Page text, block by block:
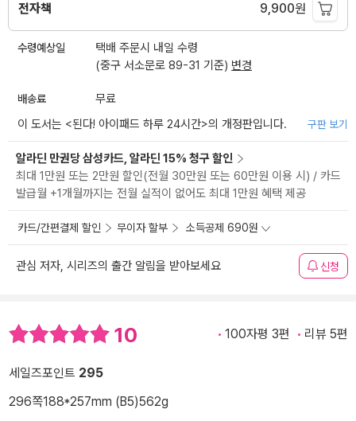
전자책 9,900원
수령예상일
택배 주문시 내일 수령
(중구 서소문로 89-31 기준) 변경
배송료
무료
이 도서는 <된다! 아이패드 하루 24시간>의 개정판입니다. 구판 보기
알라딘 만권당 삼성카드, 알라딘 15% 청구 할인
최대 1만원 또는 2만원 할인(전월 30만원 또는 60만원 이용 시) / 카드
발급월 +1개월까지는 전월 실적이 없어도 최대 1만원 혜택 제공
카드/간편결제 할인 무이자 할부 소득공제 690원
관심 저자, 시리즈의 출간 알림을 받아보세요 신청
10 100자평 3편 리뷰 5편
세일즈포인트 295
296쪽188*257mm (B5)562g